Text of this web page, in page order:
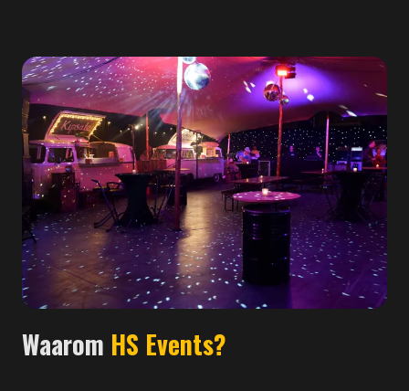
Waarom HS Events?